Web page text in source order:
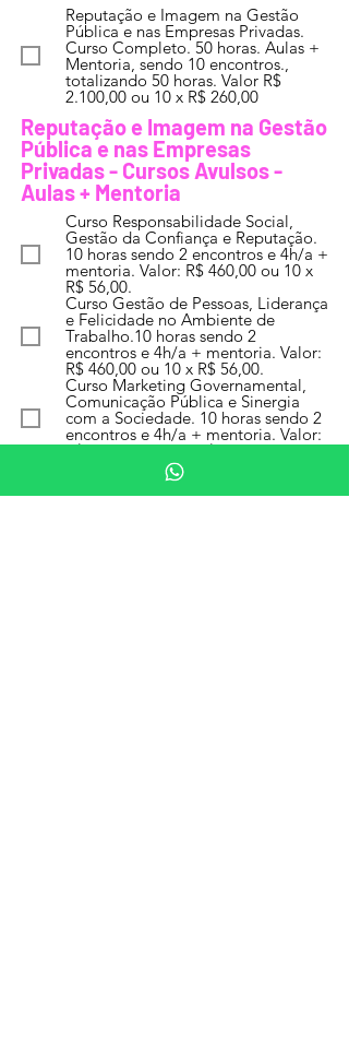
Reputação e Imagem na Gestão
Pública e nas Empresas Privadas.
Curso Completo. 50 horas. Aulas +
Mentoria, sendo 10 encontros.,
totalizando 50 horas. Valor R$
2.100,00 ou 10 x R$ 260,00
Reputação e Imagem na Gestão
Pública e nas Empresas
Privadas - Cursos Avulsos -
Aulas + Mentoria
Curso Responsabilidade Social,
Gestão da Confiança e Reputação.
10 horas sendo 2 encontros e 4h/a +
mentoria. Valor: R$ 460,00 ou 10 x
R$ 56,00.
Curso Gestão de Pessoas, Liderança
e Felicidade no Ambiente de
Trabalho.10 horas sendo 2
encontros e 4h/a + mentoria. Valor:
R$ 460,00 ou 10 x R$ 56,00.
Curso Marketing Governamental,
Comunicação Pública e Sinergia
com a Sociedade. 10 horas sendo 2
encontros e 4h/a + mentoria. Valor:
R$ 460,00 ou 10 x R$ 56,00.
Curso Gestão Ambiental e
Comunicação para a
Sustentabilidade. 10 horas sendo 2